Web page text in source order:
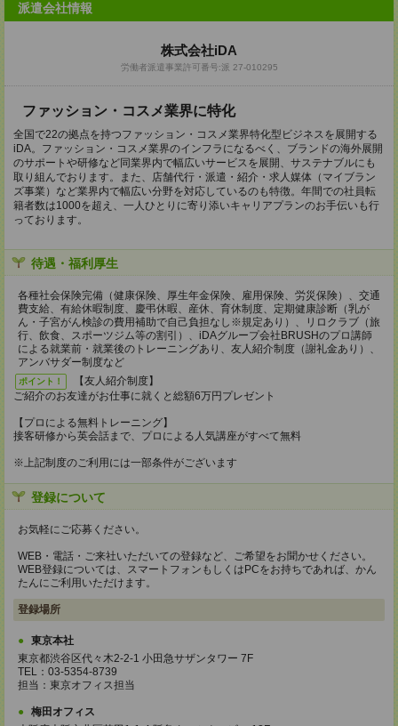
派遣会社情報
株式会社iDA
労働者派遣事業許可番号:派 27-010295
ファッション・コスメ業界に特化
全国で22の拠点を持つファッション・コスメ業界特化型ビジネスを展開する
iDA。ファッション・コスメ業界のインフラになるべく、ブランドの海外展開
のサポートや研修など同業界内で幅広いサービスを展開、サステナブルにも
取り組んでおります。また、店舗代行・派遣・紹介・求人媒体（マイブラン
ズ事業）など業界内で幅広い分野を対応しているのも特徴。年間での社員転
籍者数は1000を超え、一人ひとりに寄り添いキャリアプランのお手伝いも行
っております。
待遇・福利厚生
各種社会保険完備（健康保険、厚生年金保険、雇用保険、労災保険）、交通
費支給、有給休暇制度、慶弔休暇、産休、育休制度、定期健康診断（乳が
ん・子宮がん検診の費用補助で自己負担なし※規定あり）、リロクラブ（旅
行、飲食、スポーツジム等の割引）、iDAグループ会社BRUSHのプロ講師
による就業前・就業後のトレーニングあり、友人紹介制度（謝礼金あり）、
アンバサダー制度など
ポイント！
【友人紹介制度】
ご紹介のお友達がお仕事に就くと総額6万円プレゼント
【プロによる無料トレーニング】
接客研修から英会話まで、プロによる人気講座がすべて無料
※上記制度のご利用には一部条件がございます
登録について
お気軽にご応募ください。
WEB・電話・ご来社いただいての登録など、ご希望をお聞かせください。
WEB登録については、スマートフォンもしくはPCをお持ちであれば、かん
たんにご利用いただけます。
登録場所
東京本社
東京都渋谷区代々木2-2-1 小田急サザンタワー 7F
TEL：03-5354-8739
担当：東京オフィス担当
梅田オフィス